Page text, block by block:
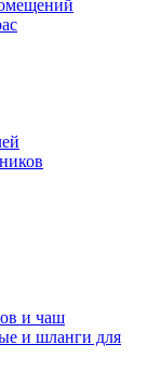
и чаш
и шланги для